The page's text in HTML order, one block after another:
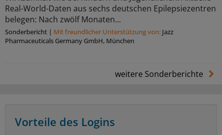
Real-World-Daten aus sechs deutschen Epilepsiezentren
belegen: Nach zwölf Monaten...
Sonderbericht | Mit freundlicher Unterstützung von: Jazz
Pharmaceuticals Germany GmbH, München
weitere Sonderberichte
Vorteile des Logins